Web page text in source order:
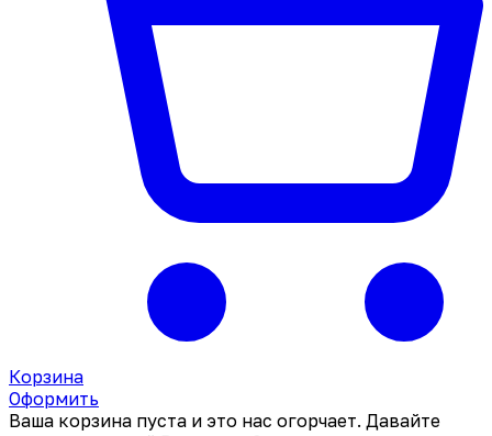
Корзина
Оформить
Ваша корзина пуста и это нас огорчает. Давайте